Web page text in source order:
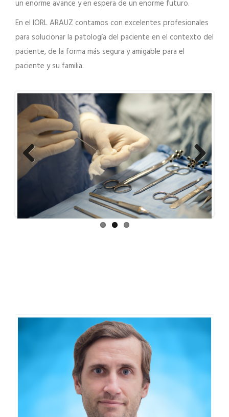
un enorme avance y en espera de un enorme futuro.
En el IORL ARAUZ contamos con excelentes profesionales
para solucionar la patología del paciente en el contexto del
paciente, de la forma más segura y amigable para el
paciente y su familia.
Previous Next